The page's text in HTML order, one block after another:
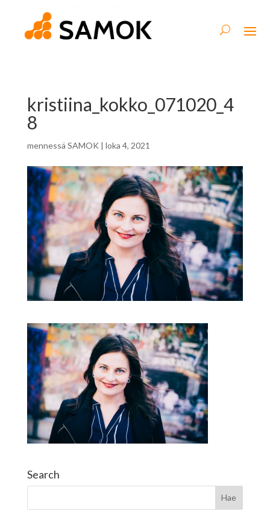
kristiina_kokko_071020_4
8
mennessä SAMOK | loka 4, 2021
Search